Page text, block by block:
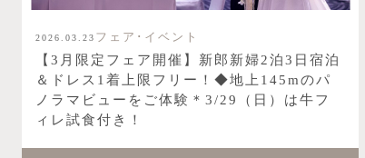
2026.03.23 フェア･イベント
【3月限定フェア開催】新郎新婦2泊3日宿泊
＆ドレス1着上限フリー！◆地上145mのパ
ノラマビューをご体験＊3/29（日）は牛フ
ィレ試食付き！